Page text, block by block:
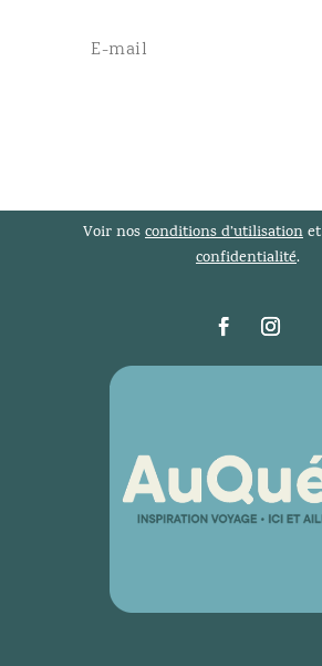
Voir nosconditions d’utilisationet
confidentialité.